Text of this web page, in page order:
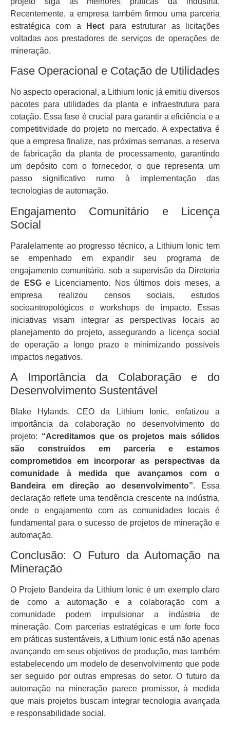
Recentemente, a empresa também firmou uma parceria
estratégica com a
Hect para estruturar as licitações
voltadas aos prestadores de serviços de operações de
mineração.
Fase Operacional e Cotação de Utilidades
No aspecto operacional, a Lithium Ionic já emitiu diversos
pacotes para utilidades da planta e infraestrutura para
cotação. Essa fase é crucial para garantir a eficiência e a
competitividade do projeto no mercado. A expectativa é
que a empresa finalize, nas próximas semanas, a reserva
de fabricação da planta de processamento, garantindo
um depósito com o fornecedor, o que representa um
passo significativo rumo à implementação das
tecnologias de automação.
Engajamento Comunitário e Licença
Social
Paralelamente ao progresso técnico, a Lithium Ionic tem
se empenhado em expandir seu programa de
engajamento comunitário, sob a supervisão da Diretoria
de
ESGe Licenciamento. Nos últimos dois meses, a
empresa realizou censos sociais, estudos
socioantropológicos e workshops de impacto. Essas
iniciativas visam integrar as perspectivas locais ao
planejamento do projeto, assegurando a licença social
de operação a longo prazo e minimizando possíveis
impactos negativos.
A Importância da Colaboração e do
Desenvolvimento Sustentável
Blake Hylands, CEO da Lithium Ionic, enfatizou a
importância da colaboração no desenvolvimento do
projeto: “Acreditamos que os projetos mais sólidos
são construídos em parceria e estamos
comprometidos em incorporar as perspectivas da
comunidade à medida que avançamos com o
Bandeira em direção ao desenvolvimento”. Essa
declaração reflete uma tendência crescente na indústria,
onde o engajamento com as comunidades locais é
fundamental para o sucesso de projetos de mineração e
automação.
Conclusão: O Futuro da Automação na
Mineração
O Projeto Bandeira da Lithium Ionic é um exemplo claro
de como a automação e a colaboração com a
comunidade podem impulsionar a indústria de
mineração. Com parcerias estratégicas e um forte foco
em práticas sustentáveis, a Lithium Ionic está não apenas
avançando em seus objetivos de produção, mas também
estabelecendo um modelo de desenvolvimento que pode
ser seguido por outras empresas do setor. O futuro da
automação na mineração parece promissor, à medida
que mais projetos buscam integrar tecnologia avançada
e responsabilidade social.